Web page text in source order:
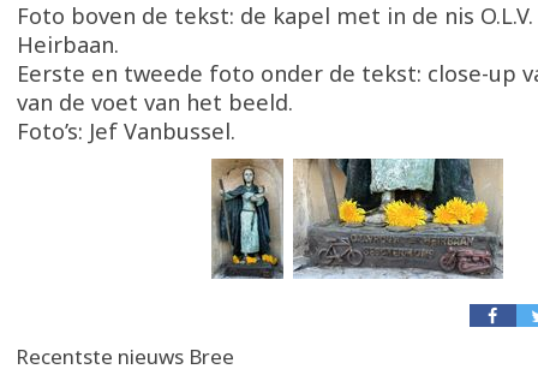
Foto boven de tekst: de kapel met in de nis
Heirbaan.
Eerste en tweede foto onder de tekst: close-up
van de voet van het beeld.
Foto’s: Jef Vanbussel.
Recentste nieuws Bree